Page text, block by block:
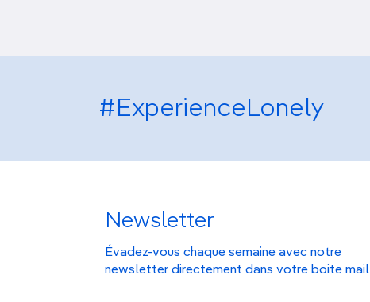
#ExperienceLonely
Newsletter
Évadez-vous chaque semaine avec notre
newsletter directement dans votre boite mail